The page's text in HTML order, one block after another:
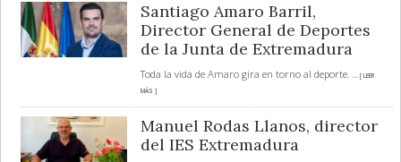
Santiago Amaro Barril,
Director General de Deportes
de la Junta de Extremadura
Toda la vida de Amaro gira en torno al deporte. ... [ LEER
MÁS ]
Manuel Rodas Llanos, director
del IES Extremadura